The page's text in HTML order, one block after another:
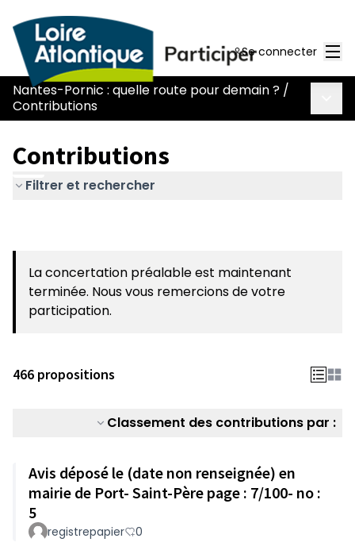
Se connecter
Nantes-Pornic : quelle route pour demain ? /
Contributions
Contributions
Filtrer et rechercher
La concertation préalable est maintenant
terminée. Nous vous remercions de votre
participation.
466 propositions
Classement des contributions par :
Avis déposé le (date non renseignée) en
mairie de Port- Saint-Père page : 7/100- no :
5
registrepapier 0